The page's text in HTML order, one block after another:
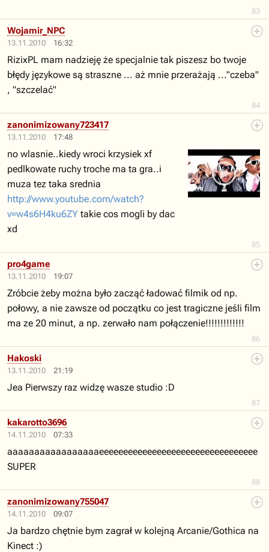
83
13.11.2010 16:32
84
Wojamir_NPC
RizixPL mam nadzieję że specjalnie tak piszesz bo twoje
błędy językowe są straszne ... aż mnie przerażają ..."czeba"
, "szczelać"
13.11.2010 17:48
85
zanonimizowany723417
no wlasnie..kiedy wroci krzysiek xf
pedlkowate ruchy troche ma ta gra..i
muza tez taka srednia
http://www.youtube.com/watch?
v=w4s6H4ku6ZY takie cos mogli by dac
xd
13.11.2010 19:07
86
pro4game
Zróbcie żeby można było zacząć ładować filmik od np.
połowy, a nie zawsze od początku co jest tragiczne jeśli film
ma ze 20 minut, a np. zerwało nam połączenie!!!!!!!!!!!!!
13.11.2010 21:19
87
Hakoski
Jea Pierwszy raz widzę wasze studio :D
14.11.2010 07:33
88
kakarotto3696
aaaaaaaaaaaaaaaaaeeeeeeeeeeeeeeeeeeeeeeeeeeeeeeeee
SUPER
14.11.2010 09:07
zanonimizowany755047
Ja bardzo chętnie bym zagrał w kolejną Arcanie/Gothica na
Kinect :)